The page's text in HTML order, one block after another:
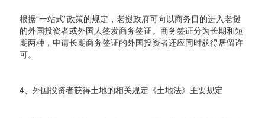
根据“一站式”政策的规定，老挝政府可向以商务目的进入老挝
的外国投资者或外国人签发商务签证。商务签证分为长期和短
期两种，申请长期商务签证的外国投资者还应同时获得居留许
可。
4、外国投资者获得土地的相关规定《土地法》主要规定